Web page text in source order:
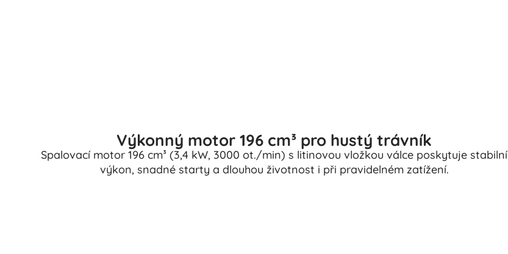
Výkonný motor 196 cm³ pro hustý trávník
Spalovací motor 196 cm³ (3,4 kW, 3000 ot./min) s litinovou vložkou válce poskytuje stabilní
výkon, snadné starty a dlouhou životnost i při pravidelném zatížení.